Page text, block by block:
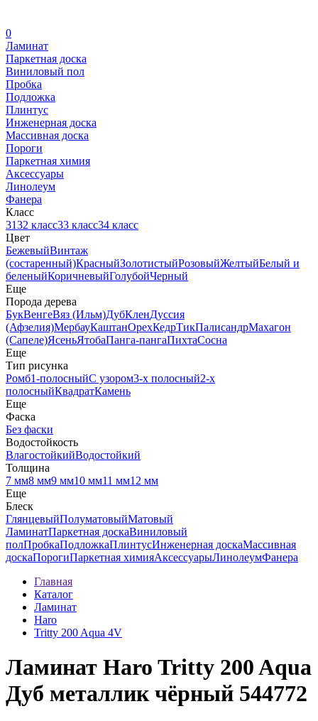
0
Ламинат
Паркетная доска
Виниловый пол
Пробка
Подложка
Плинтус
Инженерная доска
Массивная доска
Пороги
Паркетная химия
Аксессуары
Линолеум
Фанера
Класс
3132 класс33 класс34 класс
Цвет
БежевыйВинтаж
(состаренный)КрасныйЗолотистыйРозовыйЖелтыйБелый и
беленыйКоричневыйГолубойЧерный
Еще
Порода дерева
БукВенгеВяз (Ильм)ДубКленДуссия
(Афзелия)МербауКаштанОрехКедрТикПалисандрМахагон
(Сапеле)ЯсеньЯтобаПанга-пангаПихтаСосна
Еще
Тип рисунка
Ромб1-полосныйС узором3-х полосный2-х
полосныйКвадратКамень
Еще
Фаска
Без фаски
Водостойкость
ВлагостойкийВодостойкий
Толщина
7 мм8 мм9 мм10 мм11 мм12 мм
Еще
Блеск
ГлянцевыйПолуматовыйМатовый
ЛаминатПаркетная доскаВиниловый
полПробкаПодложкаПлинтусИнженерная доскаМассивная
доскаПорогиПаркетная химияАксессуарыЛинолеумФанера
Главная
Каталог
Ламинат
Haro
Tritty 200 Aqua 4V
Ламинат Haro Tritty 200 Aqua
Дуб металлик чёрный 544772